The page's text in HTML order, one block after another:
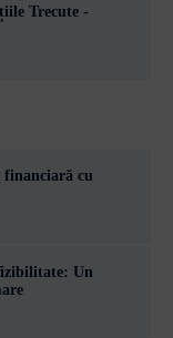
Trecute -
financiară cu
Un